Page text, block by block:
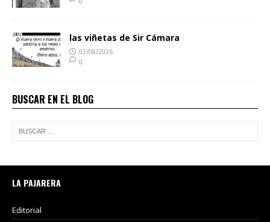
las viñetas de Sir Cámara
02/08/2026
0
BUSCAR EN EL BLOG
LA PAJARERA
Editorial